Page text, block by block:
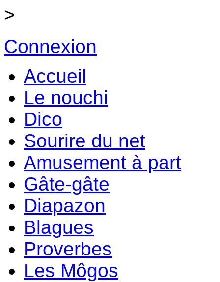
>
Connexion
Accueil
Le nouchi
Dico
Sourire du net
Amusement à part
Gâte-gâte
Diapazon
Blagues
Proverbes
Les Môgos